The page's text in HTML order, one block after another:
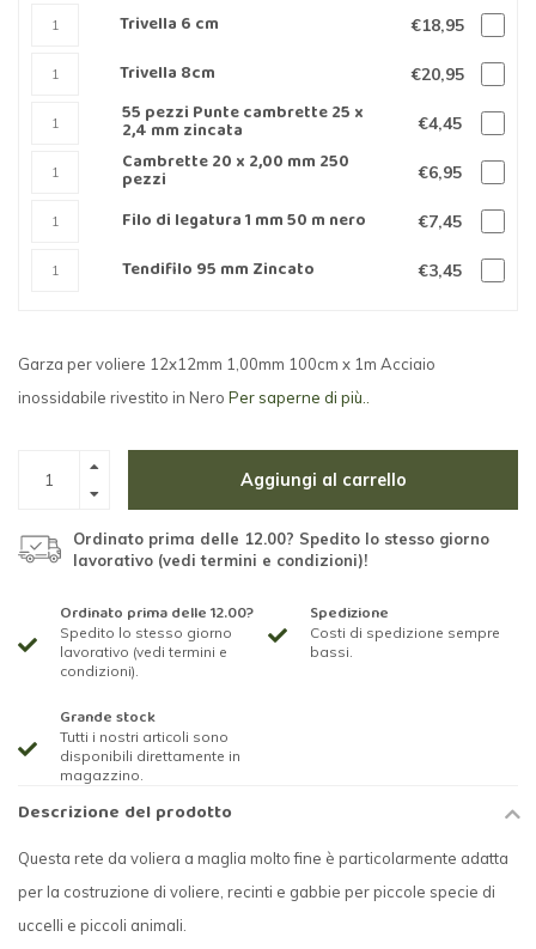
Trivella 6 cm €18,95
Trivella 8cm €20,95
55 pezzi Punte cambrette 25 x
2,4 mm zincata €4,45
Cambrette 20 x 2,00 mm 250
pezzi €6,95
Filo di legatura 1 mm 50 m nero €7,45
Tendifilo 95 mm Zincato €3,45
Garza per voliere 12x12mm 1,00mm 100cm x 1m Acciaio
inossidabile rivestito in Nero Per saperne di più..
Aggiungi al carrello
Ordinato prima delle 12.00? Spedito lo stesso giorno
lavorativo (vedi termini e condizioni)!
Ordinato prima delle 12.00?
Spedito lo stesso giorno
lavorativo (vedi termini e
condizioni).
Spedizione
Costi di spedizione sempre
bassi.
Grande stock
Tutti i nostri articoli sono
disponibili direttamente in
magazzino.
Descrizione del prodotto
Questa rete da voliera a maglia molto fine è particolarmente adatta
per la costruzione di voliere, recinti e gabbie per piccole specie di
uccelli e piccoli animali.